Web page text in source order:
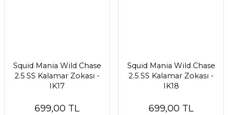
Squid Mania Wild Chase
2.5 SS Kalamar Zokası -
IK17
699,00 TL
Squid Mania Wild Chase
2.5 SS Kalamar Zokası -
IK18
699,00 TL